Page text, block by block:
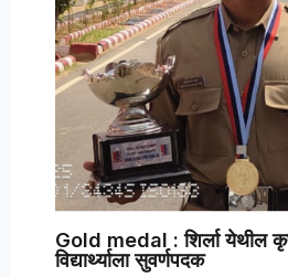
Gold medal : शिर्ला येथील कृषी
विद्यार्थ्याला सुवर्णपदक